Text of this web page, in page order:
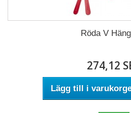
Röda V
274,12
Lägg till i